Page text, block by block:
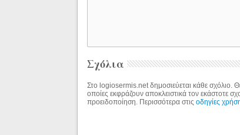
Σχόλια
Στο logiosermis.net δημοσιεύεται κάθε σχόλιο.
οποίες εκφράζουν αποκλειστικά τον εκάστοτε
προειδοποίηση. Περισσότερα στιςοδηγίες